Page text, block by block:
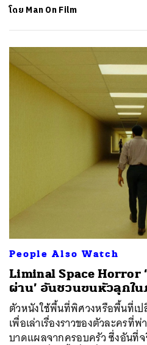
โดย Man On Film
People Also Watch
Liminal Space Horror
ผ่าน’ อันชวนขนหัวลุกใ
ตัวหนังใช้พื้นที่พิศวงหรือพื้นที่เป
เพื่อเล่าเรื่องราวของตัวละครที่
บาดแผลจากครอบครัว ซึ่งอันที่